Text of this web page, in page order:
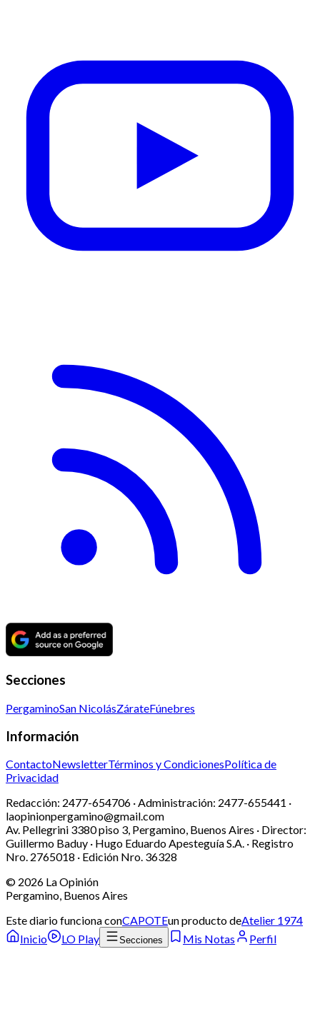
Secciones
PergaminoSan NicolásZárateFúnebres
Información
ContactoNewsletterTérminos y CondicionesPolítica de
Privacidad
Redacción: 2477-654706 ·Administración: 2477-655441 ·
laopinionpergamino@gmail.com
Av. Pellegrini 3380 piso 3, Pergamino, Buenos Aires · Director:
Guillermo Baduy · Hugo Eduardo Apesteguía S.A. · Registro
Nro. 2765018 · Edición Nro. 36328
© 2026 La Opinión
Pergamino, Buenos Aires
Este diario funciona conCAPOTEun producto deAtelier 1974
Inicio
LO Play Secciones Mis Notas Perfil